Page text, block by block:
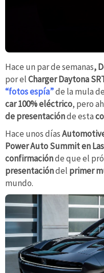
Hace un par de semanas,
por elCharger Daytona
“fotos espía”de la mula
car 100% eléctrico, pero
de presentaciónde esta
Hace unos días
Power Auto Summit en
confirmaciónde que el
presentacióndel primer
mundo.